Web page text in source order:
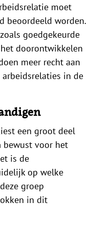
moet
beoordeeld worden.
goedgekeurde
doorontwikkelen
meer recht aan
in de
een groot deel
bewust voor het
is de
op welke
groep
in dit